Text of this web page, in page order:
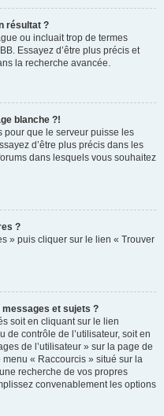
résultat ?
ou incluait trop de termes
Essayez d’être plus précis et
la recherche avancée.
blanche ?!
pour que le serveur puisse les
d’être plus précis dans les
dans lesquels vous souhaitez
?
» puis cliquer sur le lien « Trouver
et sujets ?
soit en cliquant sur le lien
de contrôle de l’utilisateur, soit en
de l’utilisateur » sur la page de
« Raccourcis » situé sur la
recherche de vos propres
convenablement les options